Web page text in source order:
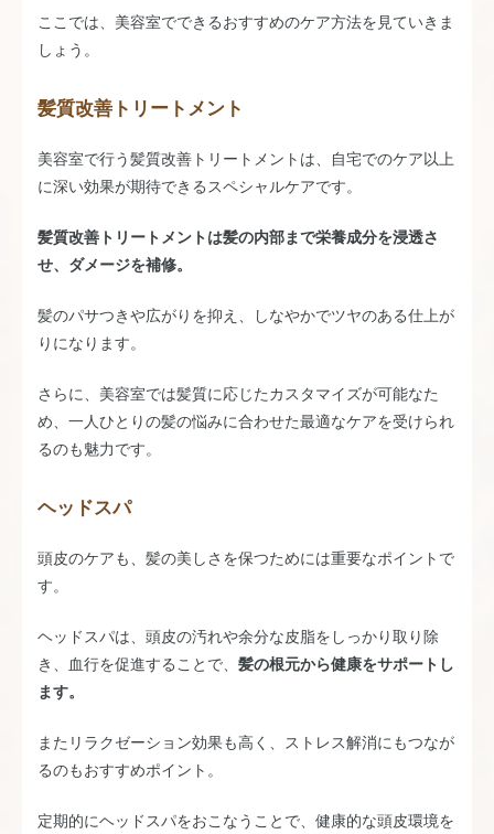
ここでは、美容室でできるおすすめのケア方法を見ていきま
しょう。
髪質改善トリートメント
美容室で行う髪質改善トリートメントは、自宅でのケア以上
に深い効果が期待できるスペシャルケアです。
髪質改善トリートメントは髪の内部まで栄養成分を浸透さ
せ、ダメージを補修。
髪のパサつきや広がりを抑え、しなやかでツヤのある仕上が
りになります。
さらに、美容室では髪質に応じたカスタマイズが可能なた
め、一人ひとりの髪の悩みに合わせた最適なケアを受けられ
るのも魅力です。
ヘッドスパ
頭皮のケアも、髪の美しさを保つためには重要なポイントで
す。
ヘッドスパは、頭皮の汚れや余分な皮脂をしっかり取り除
き、血行を促進することで、 髪の根元から健康をサポートし
ます。
またリラクゼーション効果も高く、ストレス解消にもつなが
るのもおすすめポイント。
定期的にヘッドスパをおこなうことで、健康的な頭皮環境を